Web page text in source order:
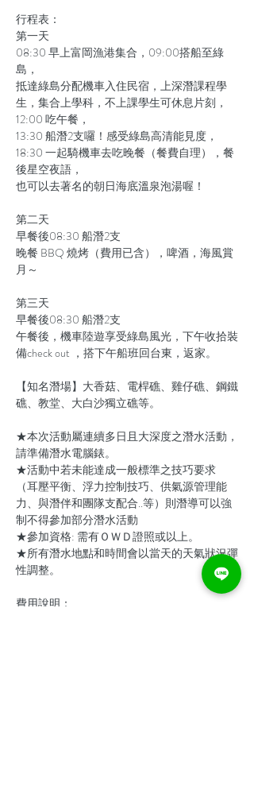
行程表：
第一天
08:30 早上富岡漁港集合，09:00搭船至綠
島，
抵達綠島分配機車入住民宿，上深潛課程學
生，集合上學科，不上課學生可休息片刻，
12:00 吃午餐，
13:30 船潛2支囉！感受綠島高清能見度，
18:30 一起騎機車去吃晚餐（餐費自理），餐
後星空夜語，
第二天
早餐後08:30 船潛2支
晚餐 BBQ 燒烤（費用已含），啤酒，海風賞
第三天
早餐後08:30 船潛2支
午餐後，機車陸遊享受綠島風光，下午收拾裝
【知名潛場】大香菇、電桿礁、雞仔礁、鋼鐵
★本次活動屬連續多日且大深度之潛水活動，
請準備潛水電腦錶。
★活動中若未能達成一般標準之技巧要求
（耳壓平衡、浮力控制技巧、供氣源管理能
力、與潛伴和團隊支配合..等）則潛導可以強
制不得參加部分潛水活動
★參加資格: 需有ＯＷＤ證照或以上。
★所有潛水地點和時間會以當天的天氣狀況彈
費用說明：